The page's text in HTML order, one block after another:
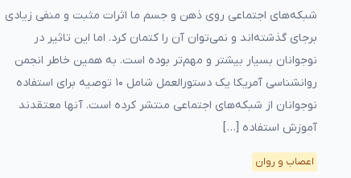
شبکه‌های اجتماعی روی ذهن و جسم ما اثرات مثبت و منفی زیادی
برجای گذشته‌اند و نمی‌توان آن را کتمان کرد. اما این تاثیر در
نوجوانان بسیار بیشتر و مهم‌تر بوده است. به همین خاطر انجمن
روانشناسی آمریکا یک دستورالعمل شامل ۱۰ توصیه برای استفاده
نوجوانان از شبکه‌های اجتماعی منتشر کرده است. آنها معتقدند
آموزش استفاده […]
اعصاب و روان